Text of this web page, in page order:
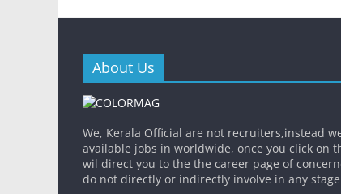
About Us
We, Kerala Official are not recruiters,instead
available jobs in worldwide, once you click on
wil direct you to the the career page of
do not directly or indirectly involve in any